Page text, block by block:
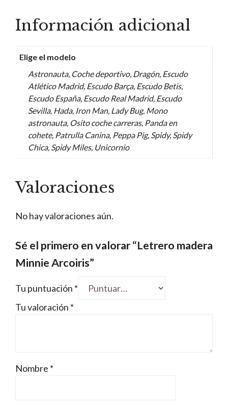
Información adicional
Elige el modelo
Astronauta, Coche deportivo, Dragón, Escudo
Atlético Madrid, Escudo Barça, Escudo Betis,
Escudo España, Escudo Real Madrid, Escudo
Sevilla, Hada, Iron Man, Lady Bug, Mono
astronauta, Osito coche carreras, Panda en
cohete, Patrulla Canina, Peppa Pig, Spidy, Spidy
Chica, Spidy Miles, Unicornio
Valoraciones
No hay valoraciones aún.
Sé el primero en valorar “Letrero madera
Minnie Arcoiris”
Tu puntuación *
Tu valoración *
Nombre *